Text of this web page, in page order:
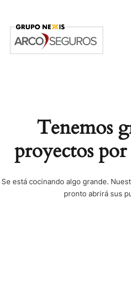
Tenemos
proyectos
Se está cocinando algo grande.
pronto abrirá sus